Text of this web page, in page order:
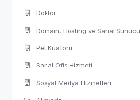
Doktor
Domain, Hosting ve Sanal Sunucu
Pet Kuaförü
Sanal Ofis Hizmeti
Sosyal Medya Hizmetleri